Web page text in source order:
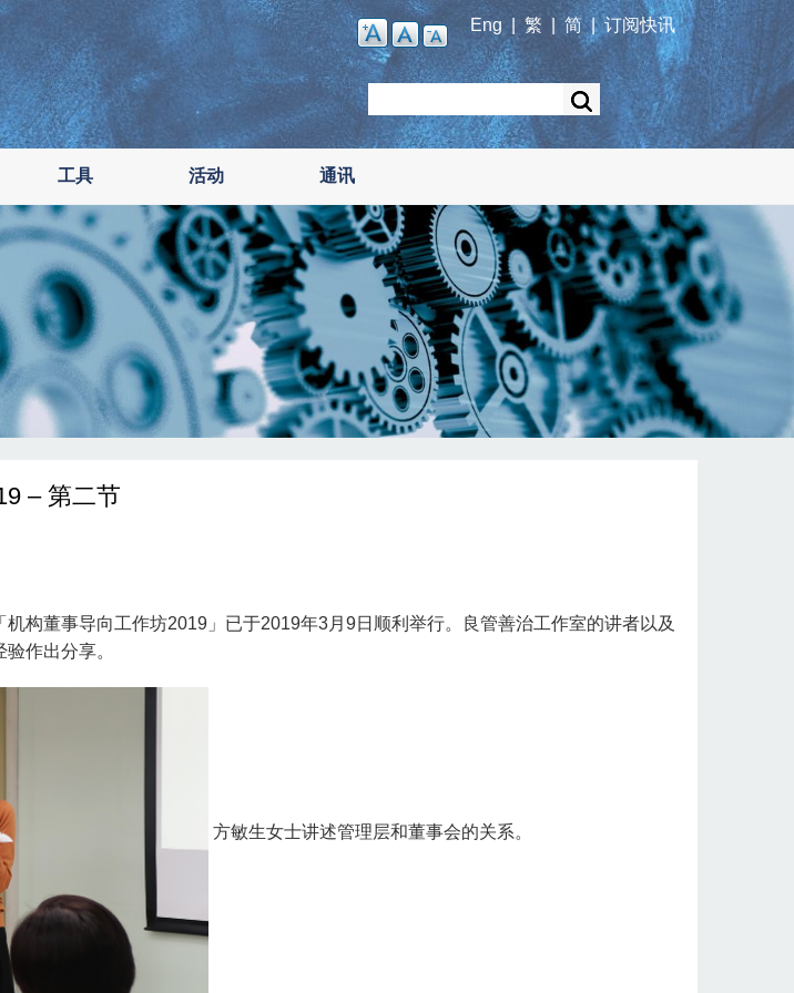
Eng 繁 简| 订阅快讯
工具 活动 通讯
– 第二节
构董事导向工作坊2019」已于2019年3月9日顺利举行。良管善治工作室的讲者以及
作出分享。
方敏生女士讲述管理层和董事会的关系。